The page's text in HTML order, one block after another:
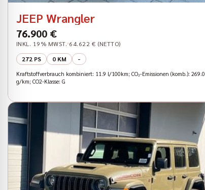
JEEP Wrangler
76.900 €
INKL. 19% MWST. 64.622 € (NETTO)
272 PS
0 KM -
Kraftstoffverbrauch kombiniert: 11.9 l/100km; CO₂-Emissionen (komb.): 269.0
g/km; CO2-Klasse: G